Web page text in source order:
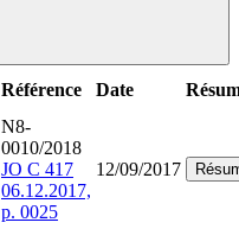
Référence Date
N8-
0010/2018
JO C 417
06.12.2017,
p. 0025
12/09/2017